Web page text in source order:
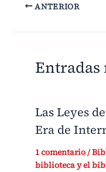
ANTERIOR
Entradas
Las Leyes
Era de
1 comentario/
biblioteca y el